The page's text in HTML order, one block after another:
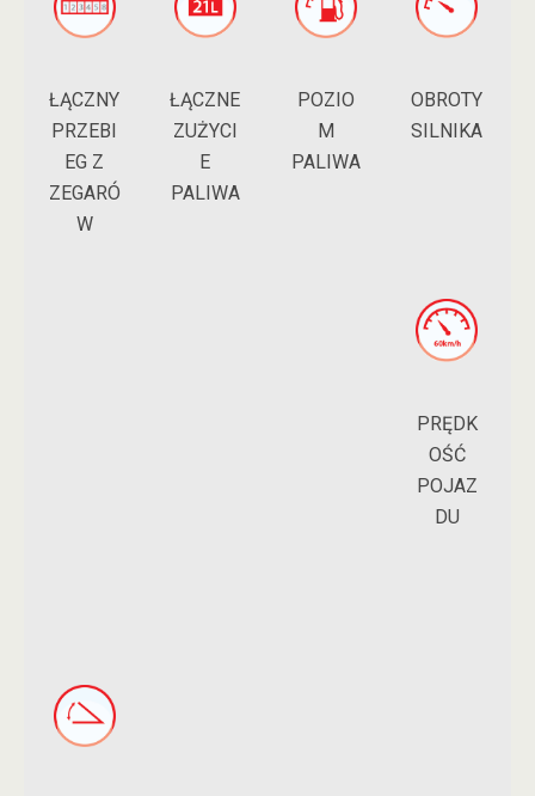
ŁĄCZNY
PRZEBI
EG Z
ZEGARÓ
W
ŁĄCZNE
ZUŻYCI
E
PALIWA
POZIO
M
PALIWA
OBROTY
SILNIKA
PRĘDK
OŚĆ
POJAZ
DU